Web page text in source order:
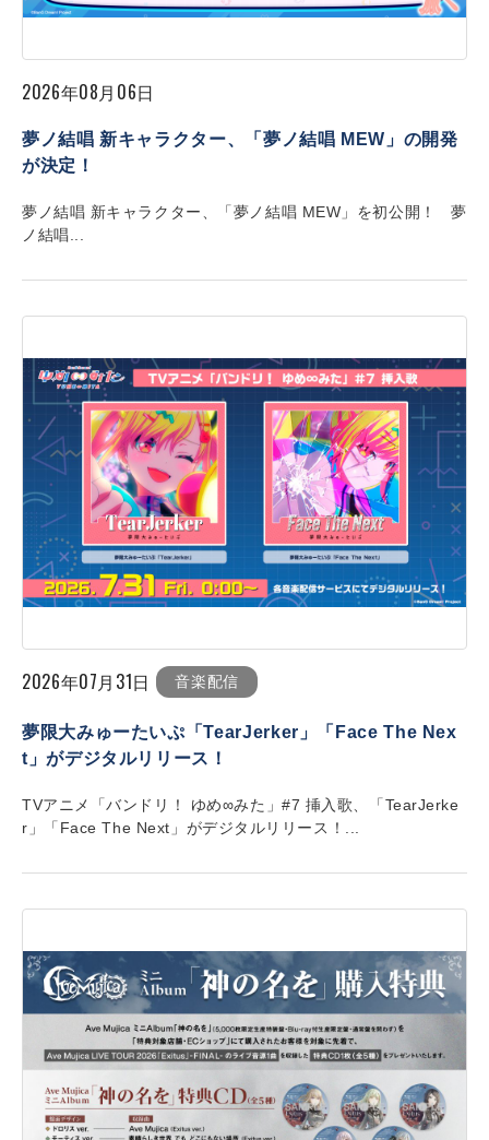
2026年08月06日
夢ノ結唱 新キャラクター、「夢ノ結唱 MEW」の開発
が決定！
夢ノ結唱 新キャラクター、「夢ノ結唱 MEW」を初公開！ 夢
ノ結唱...
2026年07月31日 音楽配信
夢限大みゅーたいぷ「TearJerker」「Face The Nex
t」がデジタルリリース！
TVアニメ「バンドリ！ ゆめ∞みた」#7 挿入歌、「TearJerke
r」「Face The Next」がデジタルリリース！...